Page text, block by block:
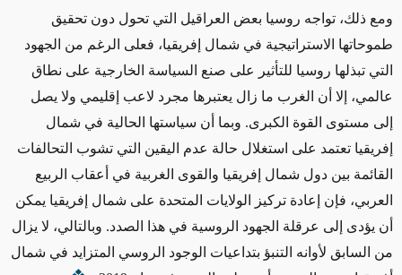
ومع ذلك، تواجه روسيا بعض العراقيل التي تحول دون تحقيق
طموحاتها الاستراتيجية في شمال إفريقيا، فعلى الرغم من الجهود
التي تبذلها روسيا للتأثير على صنع السياسة الخارجية على نطاق
عالمي، إلا أن الغرب ما زال يعتبرها مجرد لاعب إقليمي ولا يصل
إلى مستوى القوة الكبرى. وبما أن سياستها الحالية في شمال
إفريقيا تعتمد على استغلال حالة عدم اليقين التي تشوب التحالفات
القائمة بين دول شمال إفريقيا والقوى الغربية في أعقاب الربيع
العربي، فإن إعادة تركيز الولايات المتحدة على شمال إفريقيا يمكن
أن يؤدى إلى عرقلة الجهود الروسية في هذا الصدد. وبالتالي، لا يزال
من السابق لأوانه التنبؤ بتداعيات الوجود الروسي المتزايد في شمال